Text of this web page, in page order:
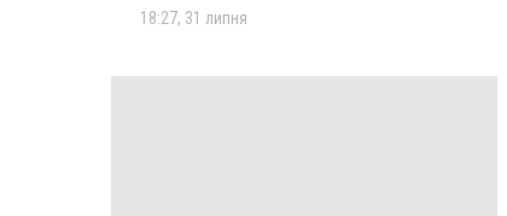
18:27, 31 липня